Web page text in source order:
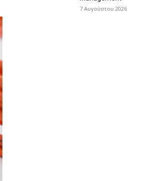
7 Αυγούστου 2026